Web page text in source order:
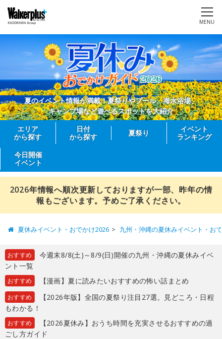
MENU
夏のイベント情報が満載！夏祭りやプール、海水浴場、
キャンプ場など遊べるスポットを大紹介
エリア
から探す
日付
から探す
夏祭り
イベント
ランキング
今日開催
イベント
2026年情報へ順次更新しておりますが一部、昨年の情
報もございます。予めご了承ください。
夏休みイベント・おでかけ2026 九州・沖縄の夏休みイベント・お
おすすめ
今週末8/8(土)～8/9(日)開催の九州・沖縄の夏休みイベ
ント一覧
おすすめ 【漫画】夏に読みたいおすすめの怖い話まとめ
おすすめ
【2026年版】全国の夏祭り注目27選。見どころ・日程
もわかる！
おすすめ
【2026夏休み】おうち時間を充実させるおすすめの過
ごし方ガイド